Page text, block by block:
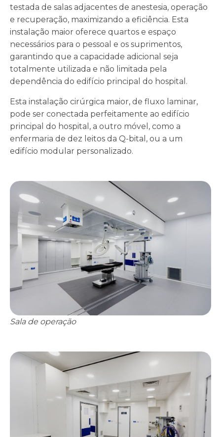
testada de salas adjacentes de anestesia, operação
e recuperação, maximizando a eficiência. Esta
instalação maior oferece quartos e espaço
necessários para o pessoal e os suprimentos,
garantindo que a capacidade adicional seja
totalmente utilizada e não limitada pela
dependência do edifício principal do hospital.
Esta instalação cirúrgica maior, de fluxo laminar,
pode ser conectada perfeitamente ao edifício
principal do hospital, a outro móvel, como a
enfermaria de dez leitos da Q-bital, ou a um
edifício modular personalizado.
Sala de operação